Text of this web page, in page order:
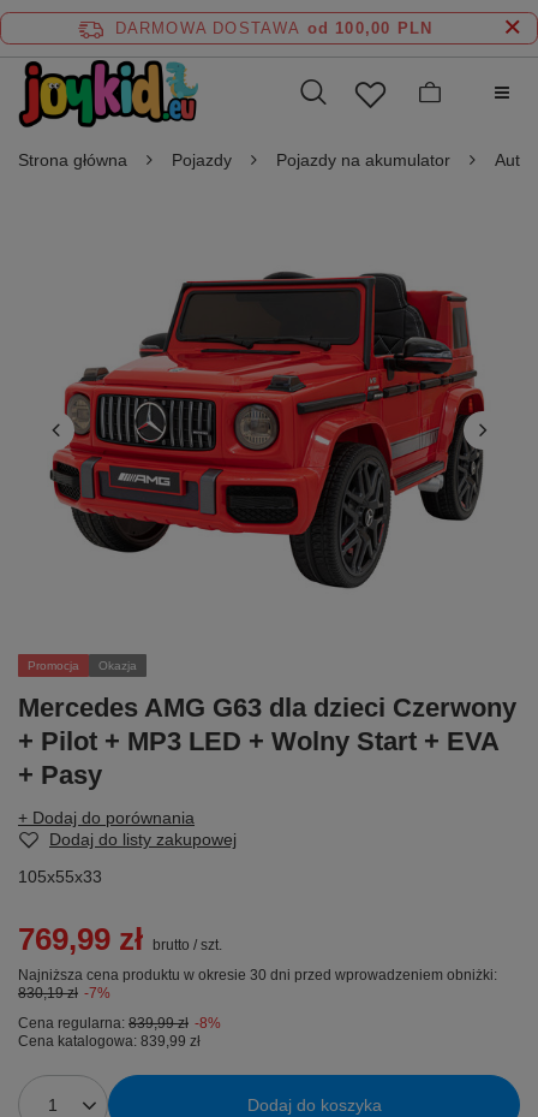
DARMOWA DOSTAWA od 100,00 PLN
Strona główna Pojazdy Pojazdy na akumulator Auta
Promocja Okazja
Mercedes AMG G63 dla dzieci Czerwony
+ Pilot + MP3 LED + Wolny Start + EVA
+ Pasy
+ Dodaj do porównania
Dodaj do listy zakupowej
105x55x33
769,99 zł brutto / szt.
Najniższa cena produktu w okresie 30 dni przed wprowadzeniem obniżki:
830,19 zł -7%
Cena regularna: 839,99 zł -8%
Cena katalogowa: 839,99 zł
Dodaj do koszyka